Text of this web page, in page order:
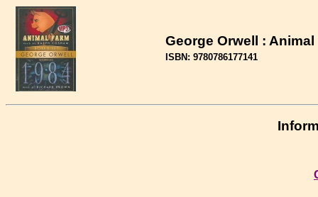
George Orwell : Animal
ISBN: 9780786177141